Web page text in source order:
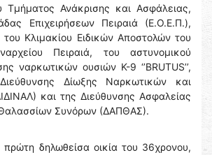
Τμήματος Ανάκρισης και Ασφάλειας,
Επιχειρήσεων Πειραιά (Ε.Ο.Ε.Π.),
Κλιμακίου Ειδικών Αποστολών του
Πειραιά, του αστυνομικού
ναρκωτικών ουσιών Κ-9 ‘’BRUTUS’’,
Δίωξης Ναρκωτικών και
και της Διεύθυνσης Ασφαλείας
Συνόρων (ΔΑΠΘΑΣ).
πρώτη δηλωθείσα οικία του 36χρονου,